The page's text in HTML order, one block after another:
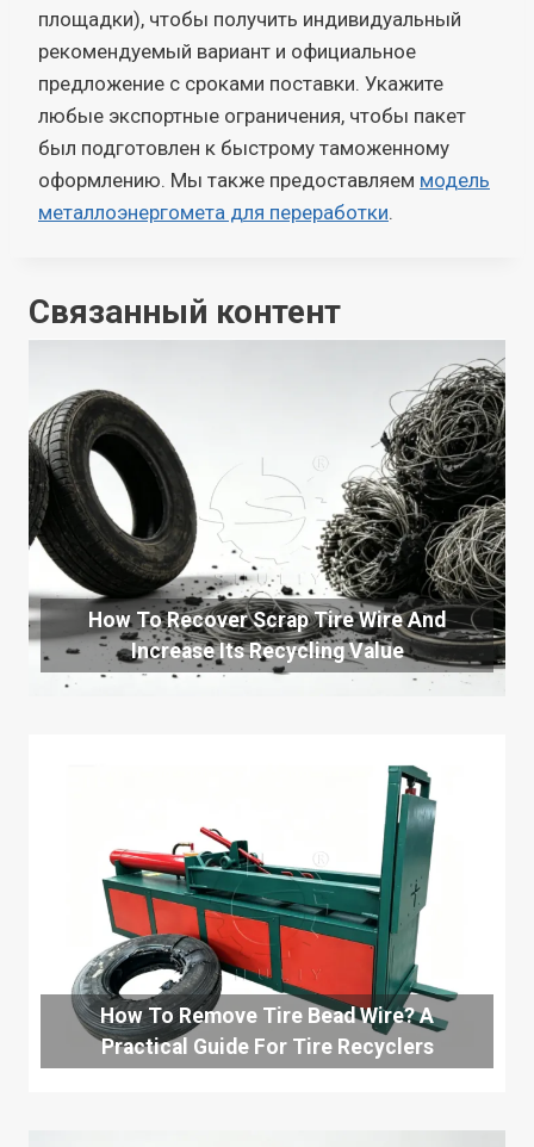
площадки), чтобы получить индивидуальный
рекомендуемый вариант и официальное
предложение с сроками поставки. Укажите
любые экспортные ограничения, чтобы пакет
был подготовлен к быстрому таможенному
оформлению. Мы также предоставляем модель
металлоэнергомета для переработки.
Связанный контент
How To Recover Scrap Tire Wire And
Increase Its Recycling Value
How To Remove Tire Bead Wire? A
Practical Guide For Tire Recyclers